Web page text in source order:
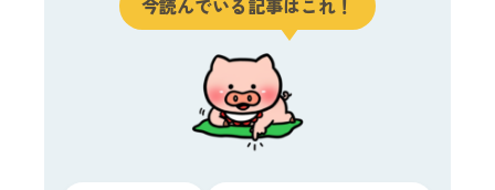
今読んでいる記事はこれ！